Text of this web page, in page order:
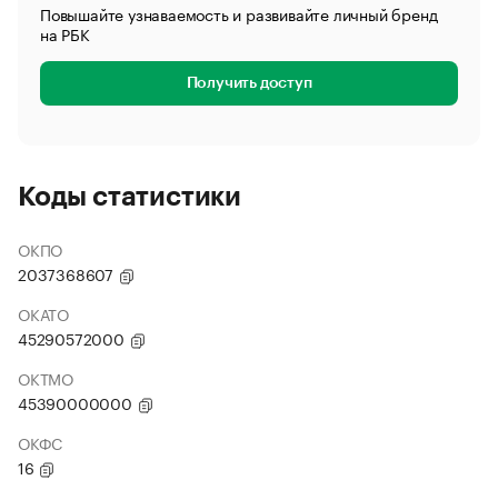
Повышайте узнаваемость и развивайте личный бренд
на РБК
Получить доступ
Коды статистики
ОКПО
2037368607
ОКАТО
45290572000
ОКТМО
45390000000
ОКФС
16